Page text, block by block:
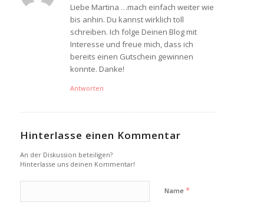
Liebe Martina …mach einfach weiter wie
bis anhin. Du kannst wirklich toll
schreiben. Ich folge Deinen Blog mit
Interesse und freue mich, dass ich
bereits einen Gutschein gewinnen
konnte. Danke!
Antworten
Hinterlasse einen Kommentar
An der Diskussion beteiligen?
Hinterlasse uns deinen Kommentar!
Name *